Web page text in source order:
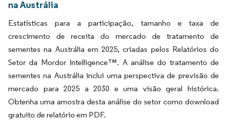
na Austrália
Estatísticas para a participação, tamanho e taxa de
crescimento de receita do mercado de tratamento de
sementes na Austrália em 2025, criadas pelos Relatórios do
Setor da Mordor Intelligence™. A análise do tratamento de
sementes na Austrália inclui uma perspectiva de previsão de
mercado para 2025 a 2030 e uma visão geral histórica.
Obtenha uma amostra desta análise do setor como download
gratuito de relatório em PDF.